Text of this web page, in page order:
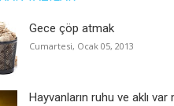
Gece çöp atmak
Cumartesi, Ocak 05, 2013
Hayvanların ruhu ve aklı var